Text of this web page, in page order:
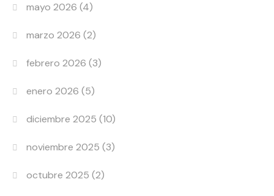
mayo 2026 (4)
marzo 2026 (2)
febrero 2026 (3)
enero 2026 (5)
diciembre 2025 (10)
noviembre 2025 (3)
octubre 2025 (2)